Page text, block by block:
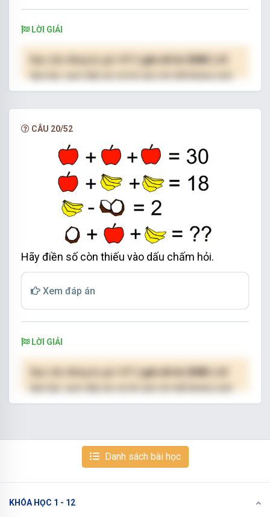
LỜI GIẢI
( giá chỉ từ 250K )
làm bài, xem đáp án và lời giải chi tiết không giới
hạn.
CÂU 20/52
Hãy điền số còn thiếu vào dấu chấm hỏi.
Xem đáp án
LỜI GIẢI
( giá chỉ từ 250K )
làm bài, xem đáp án và lời giải chi tiết không giới
hạn.
Xem tiếp với tài khoản VIP
Danh sách bài học
KHÓA HỌC 1 - 12